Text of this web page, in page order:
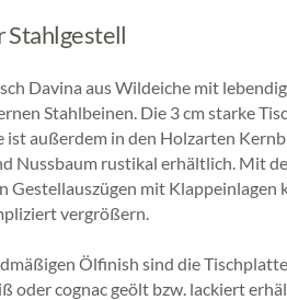
Stahlgestell
Davina aus Wildeiche mit
Stahlbeinen. Die 3 cm starke
ist außerdem in den Holzarten
Nussbaum rustikal erhältlich. Mit
Gestellauszügen mit Klappeinlagen
vergrößern.
Ölfinish sind die
oder cognac geölt bzw. lackiert